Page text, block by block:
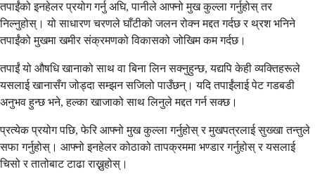
तपाईंको इनहेलर प्रयोग गर्नु अघि, पानीले आफ्नो मुख कुल्ला गर्नुहोस् तर
निल्नुहोस्। यो साधारण चरणले घाँटीको जलन रोक्न मद्दत गर्दछ र थ्रश भनिने
तपाईंको मुखमा खमीर संक्रमणको विकासको जोखिम कम गर्दछ।
तपाईं यो औषधि खानाको साथ वा बिना लिन सक्नुहुन्छ, यद्यपि केही व्यक्तिहरूले
यसलाई खानासँग जोड्दा सम्झन सजिलो पाउँछन्। यदि तपाईंलाई पेट गडबडी
अनुभव हुन्छ भने, हल्का खाजाको साथ लिनुले मद्दत गर्न सक्छ।
प्रत्येक प्रयोग पछि, फेरि आफ्नो मुख कुल्ला गर्नुहोस् र मुखपत्रलाई सुख्खा तन्तुले
सफा गर्नुहोस्। आफ्नो इनहेलर कोठाको तापक्रममा भण्डार गर्नुहोस् र यसलाई
चिसो र तातोबाट टाढा राख्नुहोस्।